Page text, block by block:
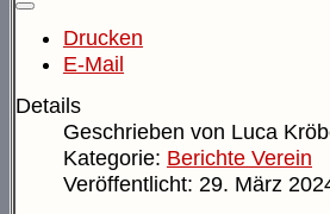
Drucken
E-Mail
Details
Geschrieben von Luca
Kategorie: Berichte Verein
Veröffentlicht: 29. März